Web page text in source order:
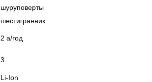
шуруповерты
шестигранник
2 а/год
3
Li-Ion